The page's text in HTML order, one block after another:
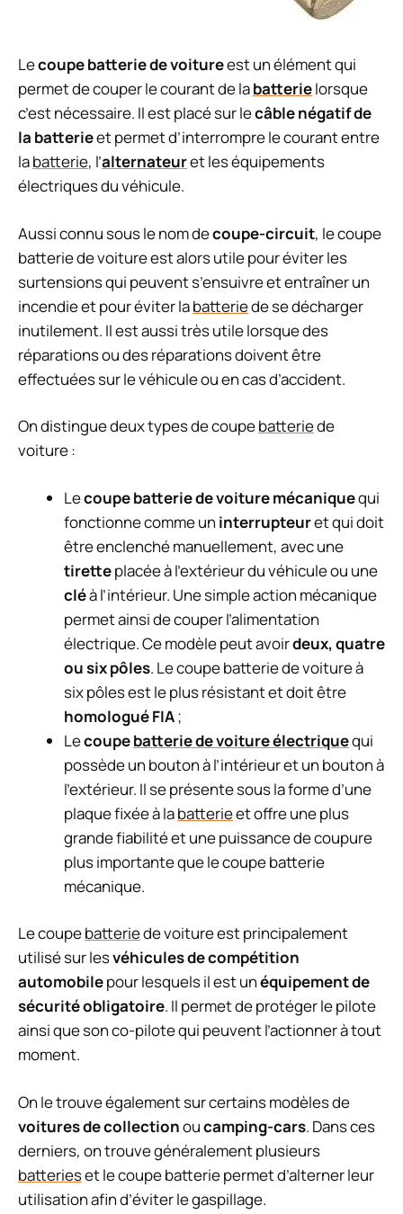
Lecoupe batterie de voitureest un élément qui
permet de couper le courant de labatterielorsque
c’est nécessaire. Il est placé sur lecâble négatif de
la batterieet permet d’interrompre le courant entre
labatterie, l’alternateuret les équipements
électriques du véhicule.
Aussi connu sous le nom decoupe-circuit, le coupe
batterie de voiture est alors utile pour éviter les
surtensions qui peuvent s’ensuivre et entraîner un
incendie et pour éviter labatteriede se décharger
inutilement. Il est aussi très utile lorsque des
réparations ou des réparations doivent être
effectuées sur le véhicule ou en cas d’accident.
On distingue deux types de coupebatteriede
voiture :
Lecoupe batterie de voiture mécaniquequi
fonctionne comme un interrupteuret qui doit
être enclenché manuellement, avec une
tiretteplacée à l’extérieur du véhicule ou une
cléà l’intérieur. Une simple action mécanique
permet ainsi de couper l’alimentation
électrique. Ce modèle peut avoirdeux, quatre
ou six pôles. Le coupe batterie de voiture à
six pôles est le plus résistant et doit être
homologuéFIA;
Lecoupebatterie de voiture électriquequi
possède un bouton à l’intérieur et un bouton à
l’extérieur. Il se présente sous la forme d’une
plaque fixée à labatterieet offre une plus
grande fiabilité et une puissance de coupure
plus importante que le coupe batterie
mécanique.
Le coupebatteriede voiture est principalement
utilisé sur lesvéhicules de compétition
automobilepour lesquels il est unéquipement de
sécurité obligatoire. Il permet de protéger le pilote
ainsi que son co-pilote qui peuvent l’actionner à tout
moment.
On le trouve également sur certains modèles de
voitures de collectionoucamping-cars. Dans ces
derniers, on trouve généralement plusieurs
batterieset le coupe batterie permet d’alterner leur
utilisation afin d’éviter le gaspillage.